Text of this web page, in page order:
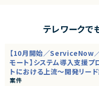
テレワークで
【10月開始／ServiceNow
モート】システム導入支援プ
トにおける上流～開発リー
案件